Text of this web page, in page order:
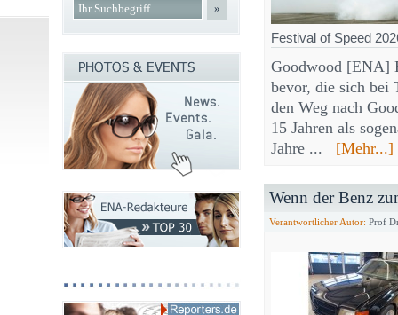
Festival of Speed
Goodwood [ENA]
bevor, die sich bei
den Weg nach
15 Jahren als
Jahre ... [Mehr...]
Wenn der Benz
Verantwortlicher Autor: Prof
»